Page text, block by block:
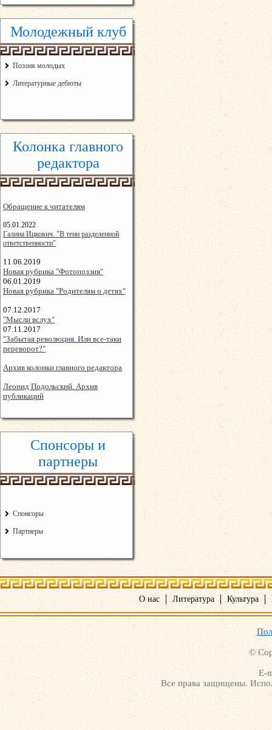
Молодежный клуб
Поэзия молодых
Литературные дебюты
Колонка главного
редактора
Обращение к читателям
05.01.2022
Галина Ицкович. "В тени разделенной
ответственности"
11.06.2019
Новая рубрика "Фотопоэзия"
06.01.2019
Новая рубрика "Родителям о детях"
07.12.2017
"Мысли вслух"
07.11.2017
"Забытая революция. Или все-таки
переворот?"
Архив колонки главного редактора
Леонид Подольский. Архив
публикаций
Спонсоры и
партнеры
Спонсоры
Партнеры
О нас Литература Культура
©
E-
Все права защищены.